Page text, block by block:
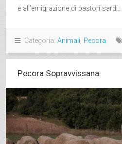
e all’emigrazione di pastori sardi...
Categoria: Animali, Pecora
Pecora Sopravvissana